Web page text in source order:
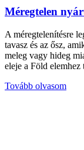
Méregtelen
A méregtelenítésre
tavasz és az ősz,
meleg vagy hideg
eleje a Föld
Tovább olvasom